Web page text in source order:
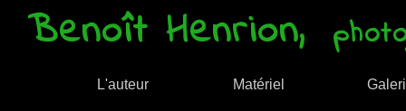
Benoît Henrion,
L'auteur Matériel